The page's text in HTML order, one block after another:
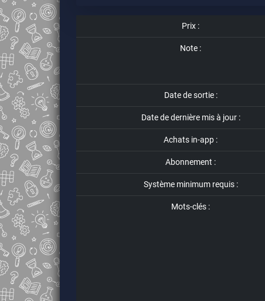
Prix :
Note :
Date de sortie :
Date de dernière mis à jour :
Achats in-app :
Abonnement :
Système minimum requis :
Mots-clés :